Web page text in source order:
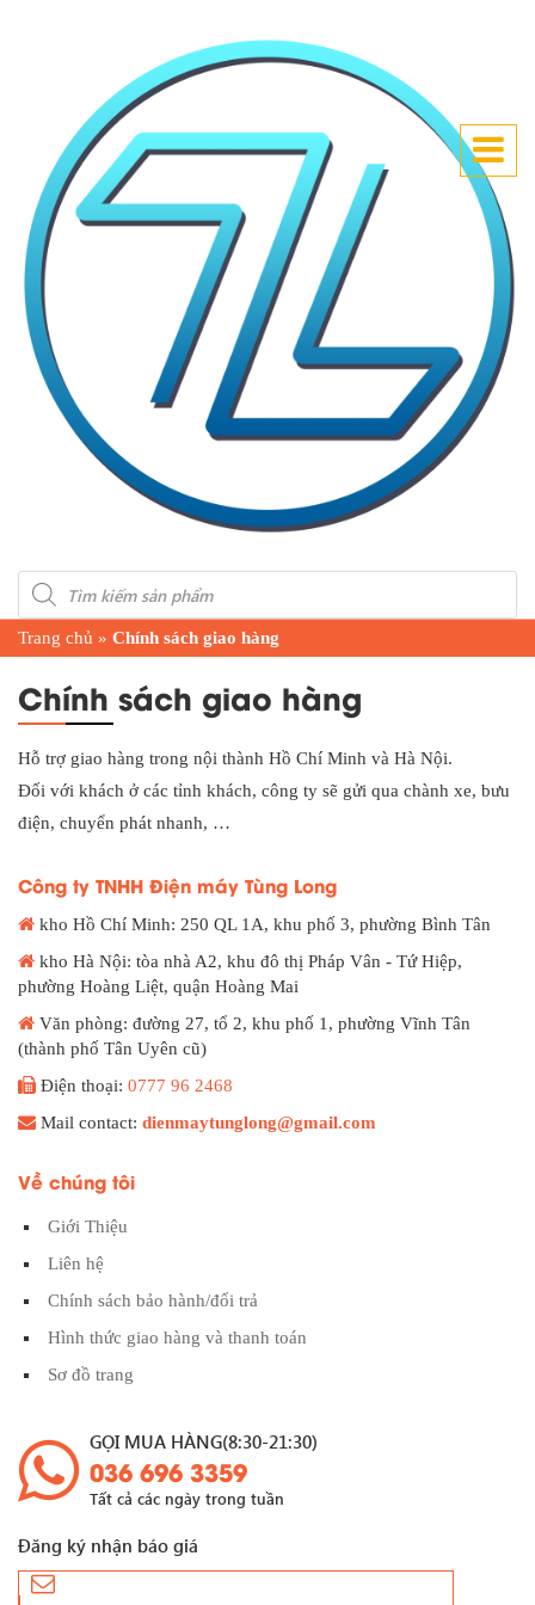
Products
search
Trang chủ » Chính sách giao hàng
Chính sách giao hàng
Hỗ trợ giao hàng trong nội thành Hồ Chí Minh và Hà Nội.
Đối với khách ở các tỉnh khách, công ty sẽ gửi qua chành xe, bưu
điện, chuyển phát nhanh, …
Công ty TNHH Điện máy Tùng Long
kho Hồ Chí Minh: 250 QL 1A, khu phố 3, phường Bình Tân
kho Hà Nội: tòa nhà A2, khu đô thị Pháp Vân - Tứ Hiệp,
phường Hoàng Liệt, quận Hoàng Mai
Văn phòng: đường 27, tổ 2, khu phố 1, phường Vĩnh Tân
(thành phố Tân Uyên cũ)
Điện thoại: 0777 96 2468
Mail contact: dienmaytunglong@gmail.com
Về chúng tôi
Giới Thiệu
Liên hệ
Chính sách bảo hành/đổi trả
Hình thức giao hàng và thanh toán
Sơ đồ trang
GỌI MUA HÀNG(8:30-21:30)
036 696 3359
Tất cả các ngày trong tuần
Đăng ký nhận báo giá